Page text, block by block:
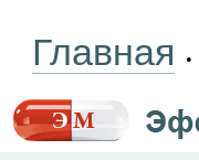
Главная •